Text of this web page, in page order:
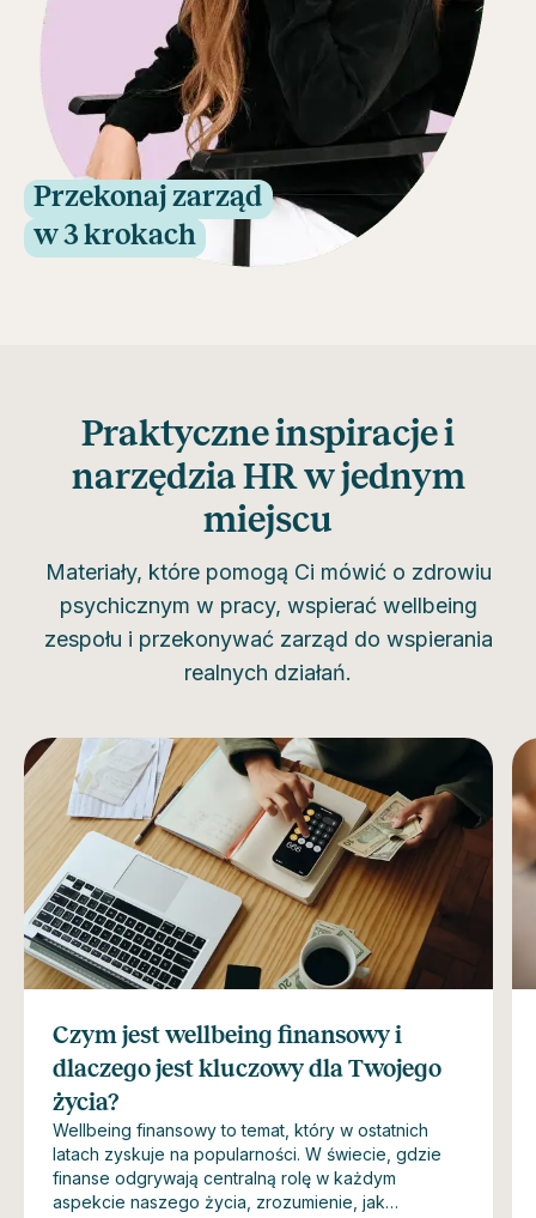
Przekonaj zarząd
w 3 krokach
Praktyczne inspiracje i
narzędzia HR w jednym
miejscu
Materiały, które pomogą Ci mówić o zdrowiu
psychicznym w pracy, wspierać wellbeing
zespołu i przekonywać zarząd do wspierania
realnych działań.
Czym jest wellbeing finansowy i
dlaczego jest kluczowy dla Twojego
życia?
Wellbeing finansowy to temat, który w ostatnich
latach zyskuje na popularności. W świecie, gdzie
finanse odgrywają centralną rolę w każdym
aspekcie naszego życia, zrozumienie, jak